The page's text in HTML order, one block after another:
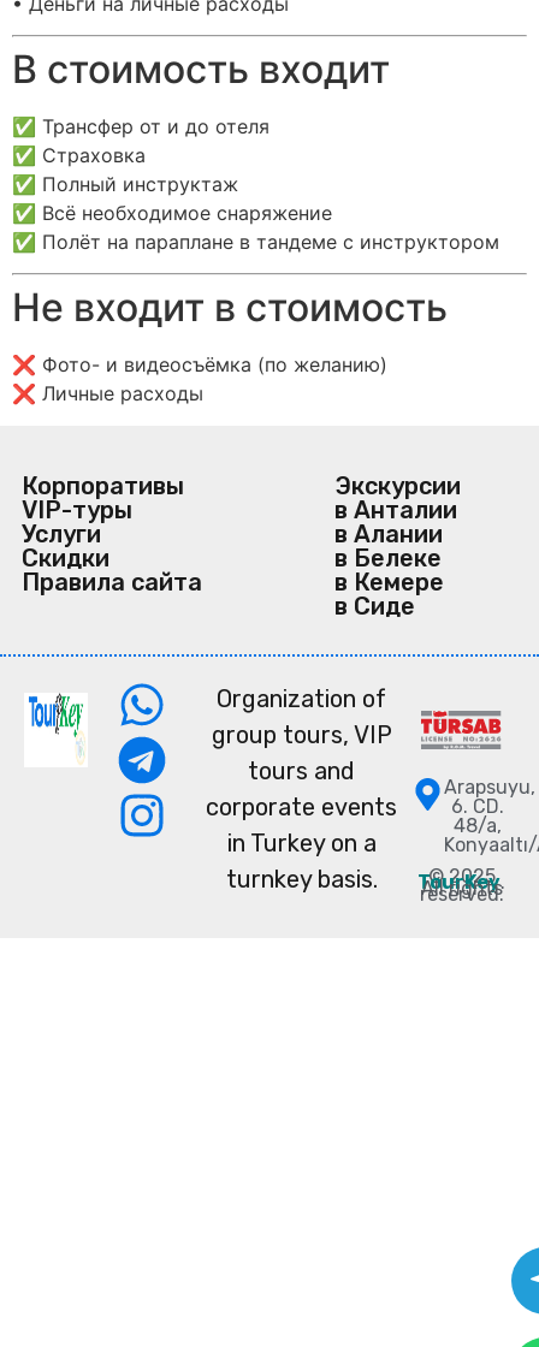
В стоимость входит
✅ Трансфер от и до отеля
✅ Страховка
✅ Полный инструктаж
✅ Всё необходимое снаряжение
✅ Полёт на параплане в тандеме с инструктором
Не входит в стоимость
❌ Фото- и видеосъёмка (по желанию)
❌ Личные расходы
Organization of
group tours, VIP
tours and
corporate events
in Turkey on a
turnkey basis.
Arapsuyu,
6. CD.
48/a,
© 2025
TourKey.
All rights
reserved.
Экскурсии
в Анталии
в Алании
в Белеке
в Кемере
в Сиде
Корпоративы
VIP-туры
Услуги
Скидки
Правила сайта